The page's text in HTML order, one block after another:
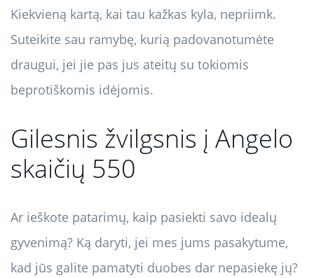
Kiekvieną kartą, kai tau kažkas kyla, nepriimk.
Suteikite sau ramybę, kurią padovanotumėte
draugui, jei jie pas jus ateitų su tokiomis
beprotiškomis idėjomis.
Gilesnis žvilgsnis į Angelo
skaičių 550
Ar ieškote patarimų, kaip pasiekti savo idealų
gyvenimą? Ką daryti, jei mes jums pasakytume,
kad jūs galite pamatyti duobes dar nepasiekę jų?